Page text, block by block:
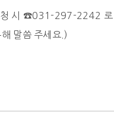
시 ☎031-297-2242 로
말씀 주세요.)